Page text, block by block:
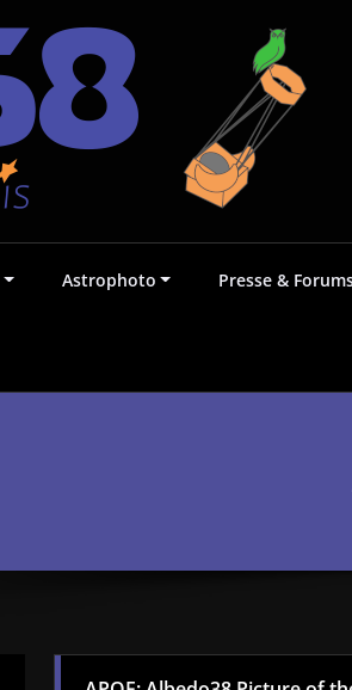
Astrophoto Presse &